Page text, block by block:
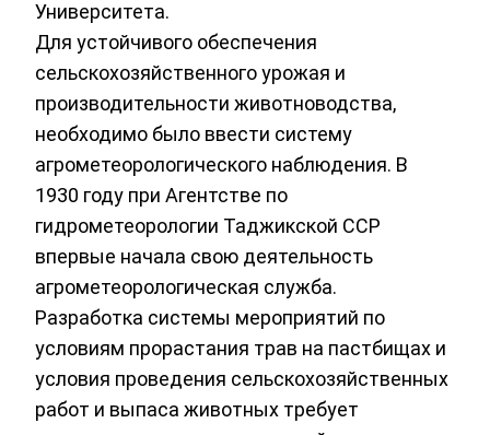
Университета.
Для устойчивого обеспечения
сельскохозяйственного урожая и
производительности животноводства,
необходимо было ввести систему
агрометеорологического наблюдения. В
1930 году при Агентстве по
гидрометеорологии Таджикской ССР
впервые начала свою деятельность
агрометеорологическая служба.
Разработка системы мероприятий по
условиям прорастания трав на пастбищах и
условия проведения сельскохозяйственных
работ и выпаса животных требует